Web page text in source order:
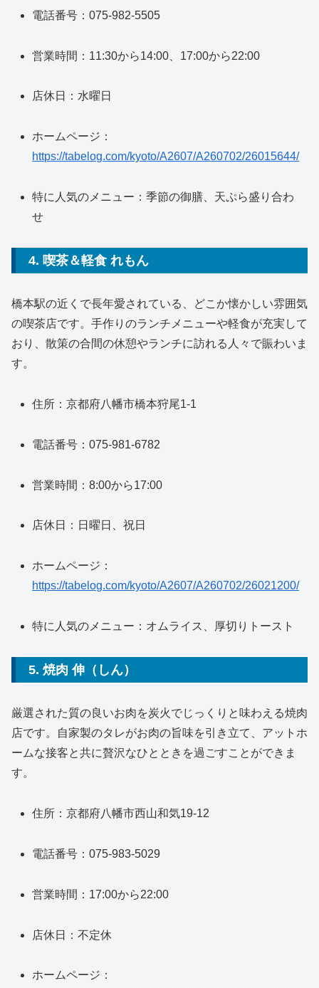
電話番号：075-982-5505
営業時間：11:30から14:00、17:00から22:00
店休日：水曜日
ホームページ：
https://tabelog.com/kyoto/A2607/A260702/26015644/
特に人気のメニュー：季節の御膳、天ぷら盛り合わ
せ
4. 喫茶＆軽食 れもん
橋本駅の近くで長年愛されている、どこか懐かしい雰囲気
の喫茶店です。手作りのランチメニューや軽食が充実して
おり、散策の合間の休憩やランチに訪れる人々で賑わいま
す。
住所：京都府八幡市橋本狩尾1-1
電話番号：075-981-6782
営業時間：8:00から17:00
店休日：日曜日、祝日
ホームページ：
https://tabelog.com/kyoto/A2607/A260702/26021200/
特に人気のメニュー：オムライス、厚切りトースト
5. 焼肉 伸（しん）
厳選された質の良いお肉を炭火でじっくりと味わえる焼肉
店です。自家製のタレがお肉の旨味を引き立て、アットホ
ームな接客と共に贅沢なひとときを過ごすことができま
す。
住所：京都府八幡市西山和気19-12
電話番号：075-983-5029
営業時間：17:00から22:00
店休日：不定休
ホームページ：